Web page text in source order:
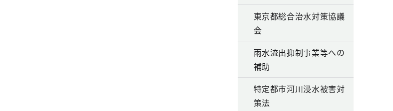
東京都総合治水対策協議
会
雨水流出抑制事業等への
補助
特定都市河川浸水被害対
策法